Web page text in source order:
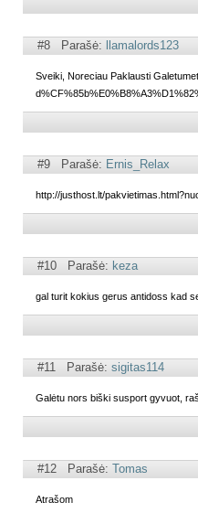
#8 Parašė: llamalords123
Sveiki, Noreciau Paklausti
#9 Parašė: Ernis_Relax
http://justhost.lt/
#10 Parašė: keza
gal turit kokius gerus antidoss kad
#11 Parašė: sigitas114
Galėtu nors biški susport gyvuot,
#12 Parašė: Tomas
Atrašom